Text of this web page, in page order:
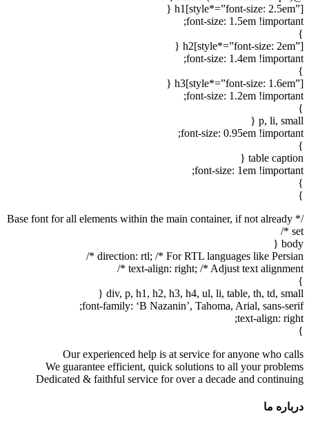
h1[style*=”font-size: 2.5em”] {
font-size: 1.5em !important;
}
h2[style*=”font-size: 2em”] {
font-size: 1.4em !important;
}
h3[style*=”font-size: 1.6em”] {
font-size: 1.2em !important;
}
p, li, small {
font-size: 0.95em !important;
}
table caption {
font-size: 1em !important;
}
}
/* Base font for all elements within the main container, if not already
set */
body {
direction: rtl; /* For RTL languages like Persian */
text-align: right; /* Adjust text alignment */
}
div, p, h1, h2, h3, h4, ul, li, table, th, td, small {
font-family: ‘B Nazanin’, Tahoma, Arial, sans-serif;
text-align: right;
}
Our experienced help is at service for anyone who calls
We guarantee efficient, quick solutions to all your problems
Dedicated & faithful service for over a decade and continuing
درباره ما